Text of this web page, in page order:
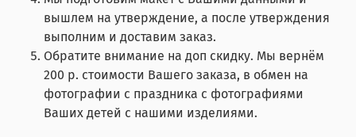
вышлем на утверждение, а после утверждения
выполним и доставим заказ.
Обратите внимание на доп скидку. Мы вернём
200 р. стоимости Вашего заказа, в обмен на
фотографии с праздника с фотографиями
Ваших детей с нашими изделиями.